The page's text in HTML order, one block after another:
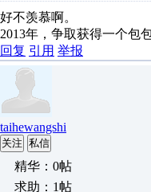
好不羡慕啊。
2013年，争取获得一个包
回复 引用 举报
taihewangshi
关注 私信
精华：0帖
求助：1帖